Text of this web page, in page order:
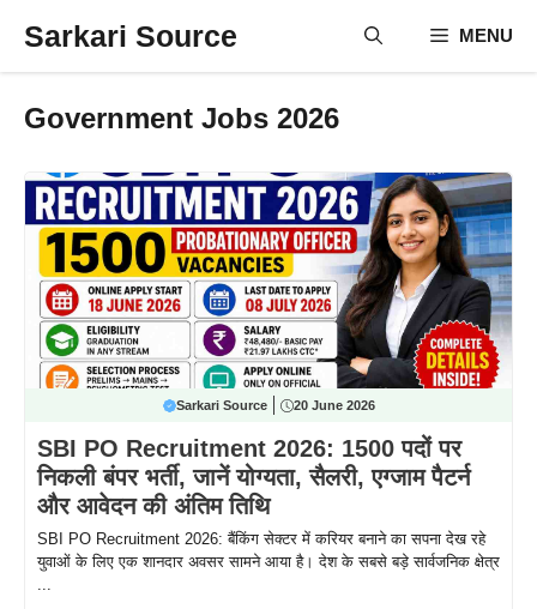
Sarkari Source MENU
Government Jobs 2026
Sarkari Source 20 June 2026
SBI PO Recruitment 2026: 1500 पदों पर
निकली बंपर भर्ती, जानें योग्यता, सैलरी, एग्जाम पैटर्न
और आवेदन की अंतिम तिथि
SBI PO Recruitment 2026: बैंकिंग सेक्टर में करियर बनाने का सपना देख रहे
युवाओं के लिए एक शानदार अवसर सामने आया है। देश के सबसे बड़े सार्वजनिक क्षेत्र
...